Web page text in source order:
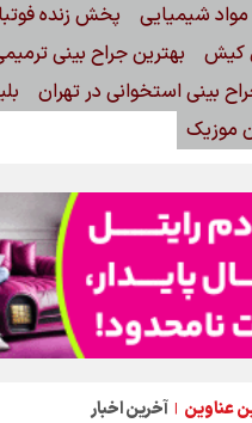
عناوین | آخرین اخبار
شیمیایی
پخش زنده
کیش
بهترین جراح بینی
بینی استخوانی در تهران
موزیک